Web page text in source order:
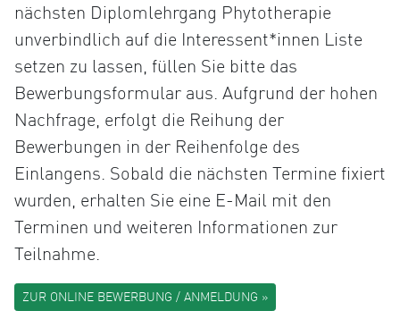
nächsten Diplomlehrgang Phytotherapie
unverbindlich auf die Interessent*innen Liste
setzen zu lassen, füllen Sie bitte das
Bewerbungsformular aus. Aufgrund der hohen
Nachfrage, erfolgt die Reihung der
Bewerbungen in der Reihenfolge des
Einlangens. Sobald die nächsten Termine fixiert
wurden, erhalten Sie eine E-Mail mit den
Terminen und weiteren Informationen zur
Teilnahme.
ZUR ONLINE BEWERBUNG / ANMELDUNG »